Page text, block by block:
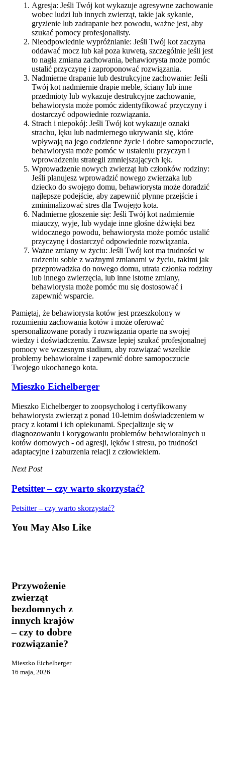
Agresja: Jeśli Twój kot wykazuje agresywne zachowanie
wobec ludzi lub innych zwierząt, takie jak sykanie,
gryzienie lub zadrapanie bez powodu, ważne jest, aby
szukać pomocy profesjonalisty.
Nieodpowiednie wypróżnianie: Jeśli Twój kot zaczyna
oddawać mocz lub kał poza kuwetą, szczególnie jeśli jest
to nagła zmiana zachowania, behawiorysta może pomóc
ustalić przyczynę i zaproponować rozwiązania.
Nadmierne drapanie lub destrukcyjne zachowanie: Jeśli
Twój kot nadmiernie drapie meble, ściany lub inne
przedmioty lub wykazuje destrukcyjne zachowanie,
behawiorysta może pomóc zidentyfikować przyczyny i
dostarczyć odpowiednie rozwiązania.
Strach i niepokój: Jeśli Twój kot wykazuje oznaki
strachu, lęku lub nadmiernego ukrywania się, które
wpływają na jego codzienne życie i dobre samopoczucie,
behawiorysta może pomóc w ustaleniu przyczyn i
wprowadzeniu strategii zmniejszających lęk.
Wprowadzenie nowych zwierząt lub członków rodziny:
Jeśli planujesz wprowadzić nowego zwierzaka lub
dziecko do swojego domu, behawiorysta może doradzić
najlepsze podejście, aby zapewnić płynne przejście i
zminimalizować stres dla Twojego kota.
Nadmierne głoszenie się: Jeśli Twój kot nadmiernie
miauczy, wyje, lub wydaje inne głośne dźwięki bez
widocznego powodu, behawiorysta może pomóc ustalić
przyczynę i dostarczyć odpowiednie rozwiązania.
Ważne zmiany w życiu: Jeśli Twój kot ma trudności w
radzeniu sobie z ważnymi zmianami w życiu, takimi jak
przeprowadzka do nowego domu, utrata członka rodziny
lub innego zwierzęcia, lub inne istotne zmiany,
behawiorysta może pomóc mu się dostosować i
zapewnić wsparcie.
Pamiętaj, że behawiorysta kotów jest przeszkolony w
rozumieniu zachowania kotów i może oferować
spersonalizowane porady i rozwiązania oparte na swojej
wiedzy i doświadczeniu. Zawsze lepiej szukać profesjonalnej
pomocy we wczesnym stadium, aby rozwiązać wszelkie
problemy behawioralne i zapewnić dobre samopoczucie
Twojego ukochanego kota.
Mieszko Eichelberger
Mieszko Eichelberger to zoopsycholog i certyfikowany
behawiorysta zwierząt z ponad 10-letnim doświadczeniem w
pracy z kotami i ich opiekunami. Specjalizuje się w
diagnozowaniu i korygowaniu problemów behawioralnych u
kotów domowych - od agresji, lęków i stresu, po trudności
adaptacyjne i zaburzenia relacji z człowiekiem.
Next Post
Petsitter – czy warto skorzystać?
Petsitter – czy warto skorzystać?
You May Also Like
z
innych
krajów
–
czy
dobre
rozwiązanie?
Przywożenie
zwierząt
bezdomnych z
innych krajów
– czy to dobre
rozwiązanie?
Mieszko Eichelberger
16 maja, 2026